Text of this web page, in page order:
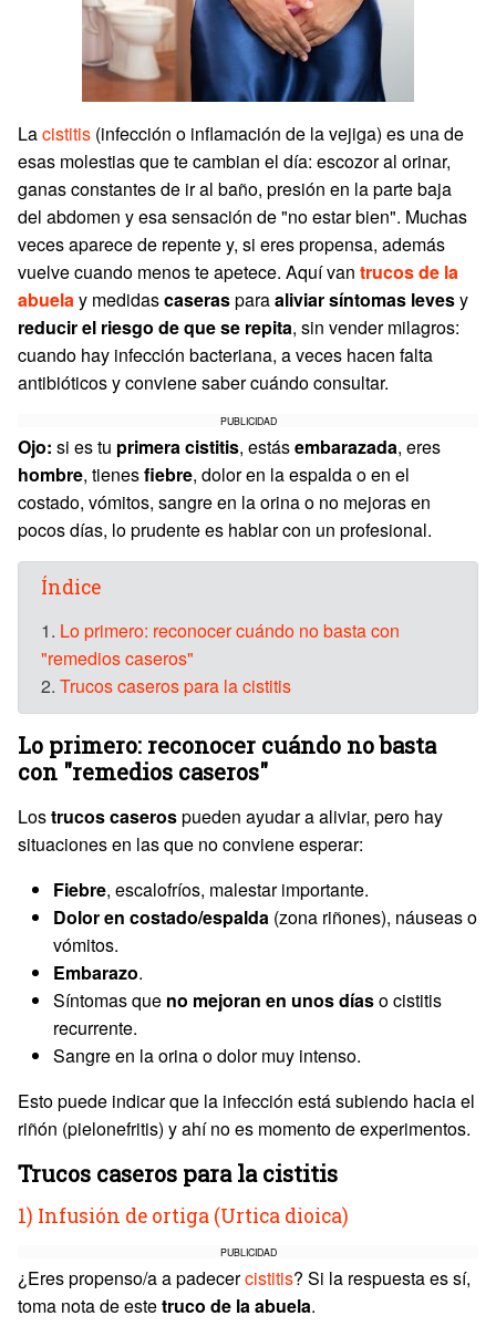
Lacistitis (infección o inflamación de la vejiga) es una de
esas molestias que te cambian el día: escozor al orinar,
ganas constantes de ir al baño, presión en la parte baja
del abdomen y esa sensación de "no estar bien". Muchas
veces aparece de repente y, si eres propensa, además
vuelve cuando menos te apetece. Aquí van trucos de la
abuelay medidascaserasparaaliviar síntomas levesy
reducir el riesgo de que se repita, sin vender milagros:
cuando hay infección bacteriana, a veces hacen falta
antibióticos y conviene saber cuándo consultar.
PUBLICIDAD
Ojo: si es tu primera cistitis, estásembarazada, eres
hombre, tienesfiebre, dolor en la espalda o en el
costado, vómitos, sangre en la orina o no mejoras en
pocos días, lo prudente es hablar con un profesional.
Índice
1. Lo primero: reconocer cuándo no basta con
"remedios caseros"
2. Trucos caseros para la cistitis
Lo primero: reconocer cuándo no basta
con "remedios caseros"
Lostrucos caserospueden ayudar a aliviar, pero hay
situaciones en las que no conviene esperar:
Fiebre, escalofríos, malestar importante.
Dolor en costado/espalda (zona riñones), náuseas o
vómitos.
Embarazo.
Síntomas que no mejoran en unos díaso cistitis
recurrente.
Sangre en la orina o dolor muy intenso.
Esto puede indicar que la infección está subiendo hacia el
riñón (pielonefritis) y ahí no es momento de experimentos.
Trucos caseros para la cistitis
1) Infusión de ortiga (Urtica dioica)
PUBLICIDAD
¿Eres propenso/a a padecercistitis? Si la respuesta es sí,
toma nota de estetruco de la abuela.